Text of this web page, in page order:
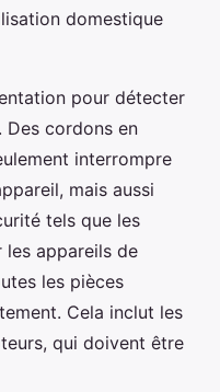
domestique
pour détecter
cordons en
interrompre
mais aussi
tels que les
les appareils de
les pièces
Cela inclut les
qui doivent être